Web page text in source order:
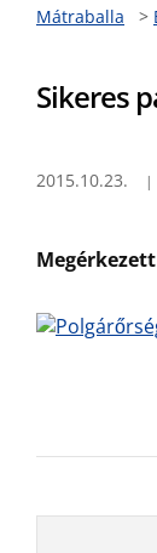
Mátraballa >
Sikeres
2015.10.23.